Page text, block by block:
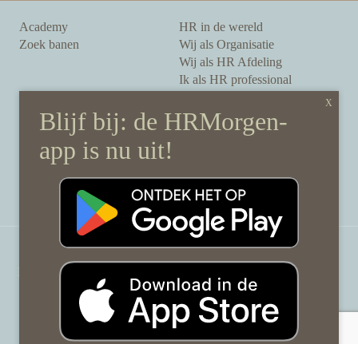
Academy
Zoek banen
HR in de wereld
Wij als Organisatie
Wij als HR Afdeling
Ik als HR professional
Onze auteurs
Onze partners
Sponsoring
Over HRMorgen
Disclaimer & gedragscode
HRMorgen.nl